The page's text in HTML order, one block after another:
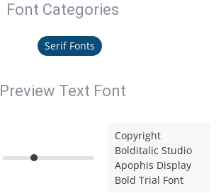
Font Categories
Serif Fonts
Preview Text Font
Copyright
Bolditalic Studio
Apophis Display
Bold Trial Font